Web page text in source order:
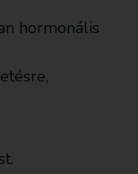
hormonális